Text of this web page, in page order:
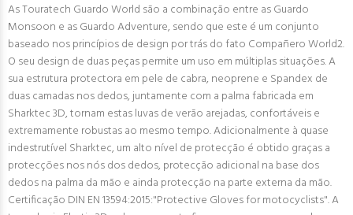
As Touratech Guardo World são a combinação entre as Guardo
Monsoon e as Guardo Adventure, sendo que este é um conjunto
baseado nos princípios de design por trás do fato Compañero World2.
O seu design de duas peças permite um uso em múltiplas situações. A
sua estrutura protectora em pele de cabra, neoprene e Spandex de
duas camadas nos dedos, juntamente com a palma fabricada em
Sharktec 3D, tornam estas luvas de verão arejadas, confortáveis e
extremamente robustas ao mesmo tempo. Adicionalmente à quase
indestrutível Sharktec, um alto nível de protecção é obtido graças a
protecções nos nós dos dedos, protecção adicional na base dos
dedos na palma da mão e ainda protecção na parte externa da mão.
Certificação DIN EN 13594:2015:"Protective Gloves for motocyclists". A